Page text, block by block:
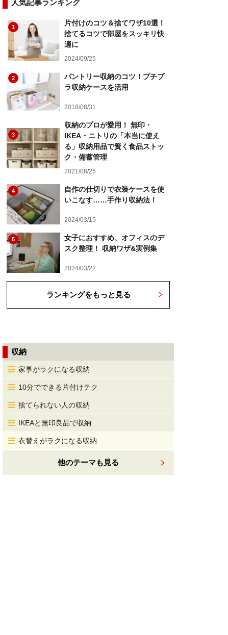
人気記事ランキング
1
片付けのコツ＆捨てワザ10選！
捨てるコツで部屋をスッキリ快
適に
2024/09/25
2
パントリー収納のコツ！プチプ
ラ収納ケースを活用
2018/08/31
3
収納のプロが愛用！ 無印・
IKEA・ニトリの「本当に使え
る」収納用品で賢く食品ストッ
ク・備蓄管理
2021/08/25
4
自作の仕切りで衣装ケースを使
いこなす……手作り収納法！
2024/03/15
5
女子におすすめ、オフィスのデ
スク整理！ 収納ワザ&実例集
2024/03/22
ランキングをもっと見る
収納
家事がラクになる収納
10分でできる片付けテク
捨てられない人の収納
IKEAと無印良品で収納
衣替えがラクになる収納
他のテーマも見る